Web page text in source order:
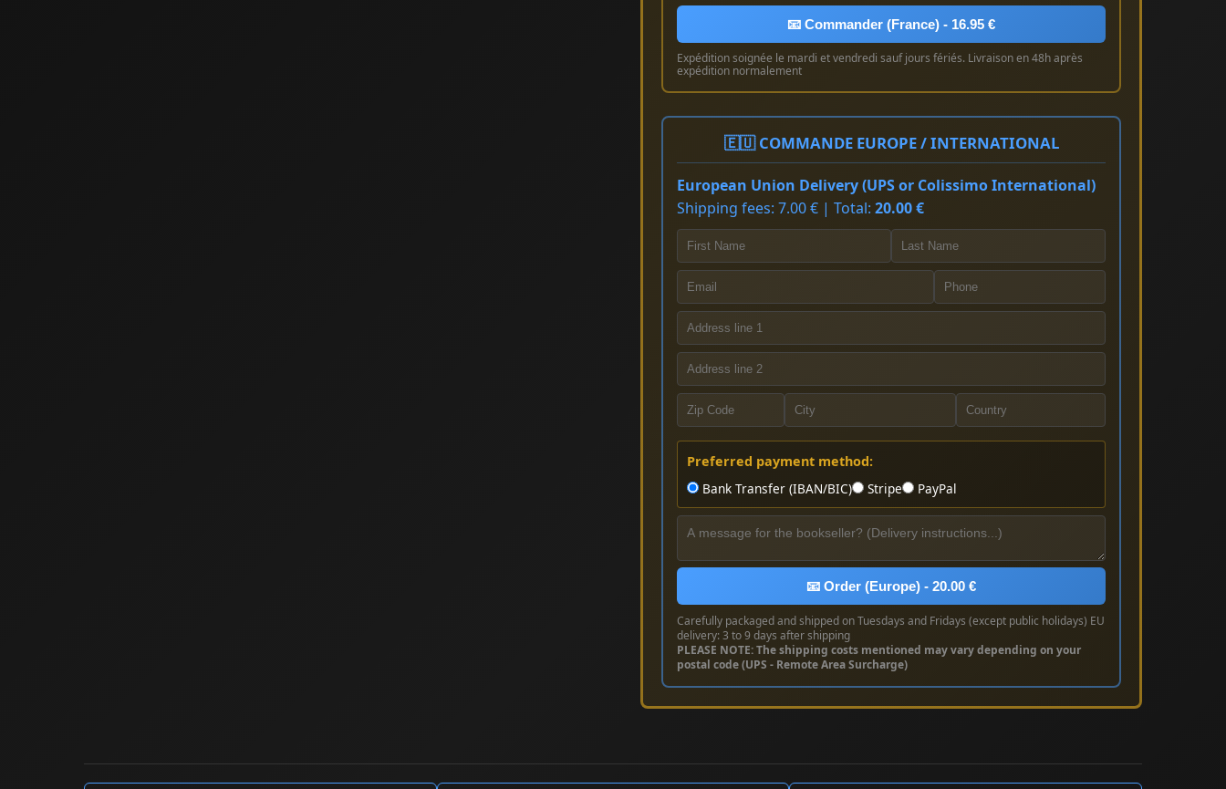
📧 Commander (France) - 16.95 €
Expédition soignée le mardi et vendredi sauf jours fériés. Livraison en 48h après
expédition normalement
🇪🇺 COMMANDE EUROPE / INTERNATIONAL
European Union Delivery (UPS or Colissimo International)
Shipping fees: 7.00 € | Total: 20.00 €
Preferred payment method:
Bank Transfer (IBAN/BIC)
Stripe PayPal
📧 Order (Europe) - 20.00 €
Carefully packaged and shipped on Tuesdays and Fridays (except public holidays) EU
delivery: 3 to 9 days after shipping
PLEASE NOTE: The shipping costs mentioned may vary depending on your
postal code (UPS - Remote Area Surcharge)